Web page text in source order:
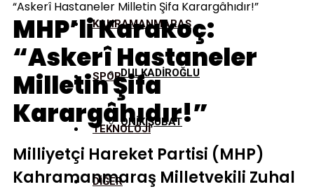
KAHRAMANMARAŞ
DULKADİROĞLU
ONİKİŞUBAT
SPOR
TEKNOLOJİ
DİĞER
“Askerî Hastaneler Milletin Şifa Karargâhıdır!”
MHP’li Karakoç:
“Askerî Hastaneler
Milletin Şifa
Karargâhıdır!”
Milliyetçi Hareket Partisi (MHP)
Kahramanmaraş Milletvekili Zuhal